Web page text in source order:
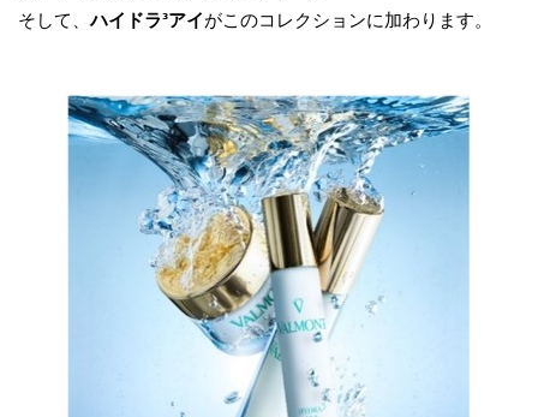
そして、ハイドラ³アイがこのコレクションに加わります。